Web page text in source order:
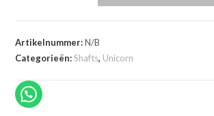
5-
Pack
Medium
aantal
Artikelnummer:N/B
Categorieën:Shafts, Unicorn